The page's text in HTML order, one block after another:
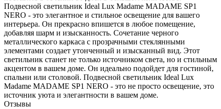
Подвесной светильник Ideal Lux Madame MADAME SP1
NERO - это элегантное и стильное освещение для вашего
интерьера. Он прекрасно впишется в любое помещение,
добавляя шарм и изысканность. Сочетание черного
металлического каркаса с прозрачными стеклянными
элементами создает утонченный и изысканный вид. Этот
светильник станет не только источником света, но и стильным
акцентом в вашем доме. Он идеально подойдет для гостиной,
спальни или столовой. Подвесной светильник Ideal Lux
Madame MADAME SP1 NERO - это не просто освещение, это
источник уюта и элегантности в вашем доме.
Отзывы